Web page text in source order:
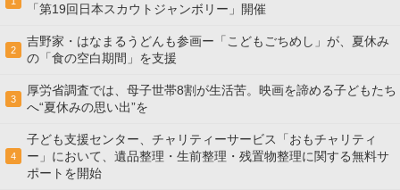
「第19回日本スカウトジャンボリー」開催
2
吉野家・はなまるうどんも参画ー「こどもごちめし」が、夏休み
の「食の空白期間」を支援
3
厚労省調査では、母子世帯8割が生活苦。映画を諦める子どもたち
へ“夏休みの思い出”を
4
子ども支援センター、チャリティーサービス「おもチャリティ
ー」において、遺品整理・生前整理・残置物整理に関する無料サ
ポートを開始